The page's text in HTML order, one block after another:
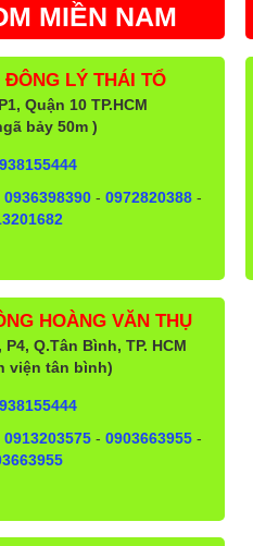
MIỀN NAM
LÝ THÁI TỔ
Quận 10 TP.HCM
bảy 50m )
0936398390- 0972820388-
HOÀNG VĂN THỤ
Q.Tân Bình, TP. HCM
viện tân bình)
0913203575- 0903663955-